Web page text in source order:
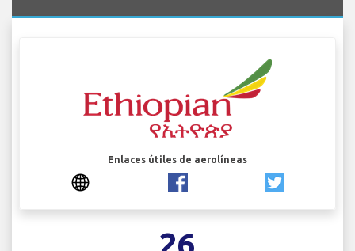
Enlaces útiles de aerolíneas